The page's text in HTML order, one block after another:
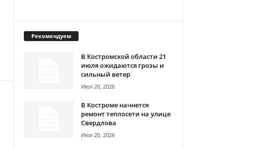
Рекомендуем
В Костромской области 21
июля ожидаются грозы и
сильный ветер
Июл 20, 2026
В Костроме начнется
ремонт теплосети на улице
Свердлова
Июл 20, 2026